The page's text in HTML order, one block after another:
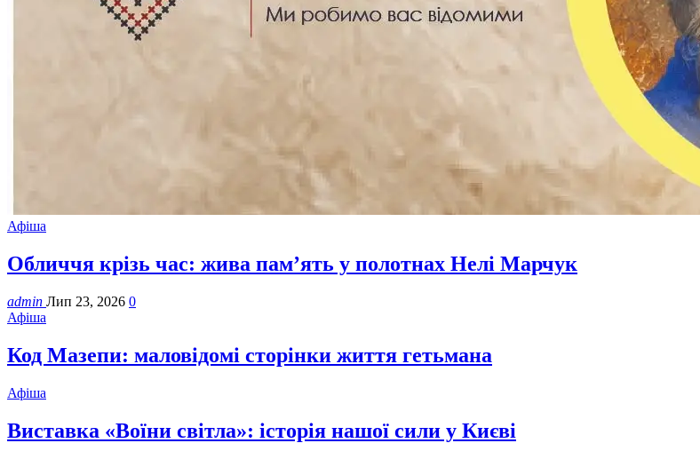
Афіша
Обличчя крізь час: жива пам’ять у полотнах Нелі Марчук
admin Лип 23, 2026 0
Афіша
Код Мазепи: маловідомі сторінки життя гетьмана
Афіша
Виставка «Воїни світла»: історія нашої сили у Києві